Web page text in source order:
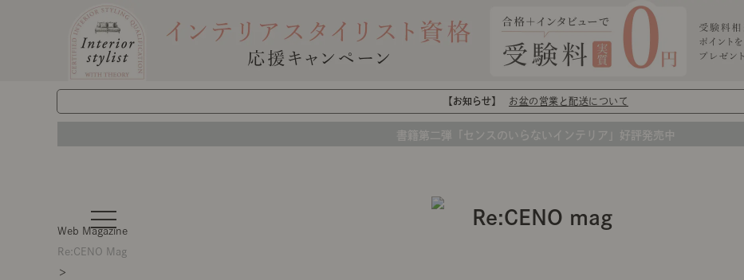
【お知らせ】 お盆の営業と配送について
書籍第二弾「センスのいらないインテリア」好評発売中
t
o
g
Web Magazine
Re:CENO Mag
＞